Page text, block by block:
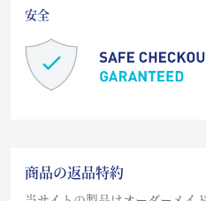
安全
商品の返品特約